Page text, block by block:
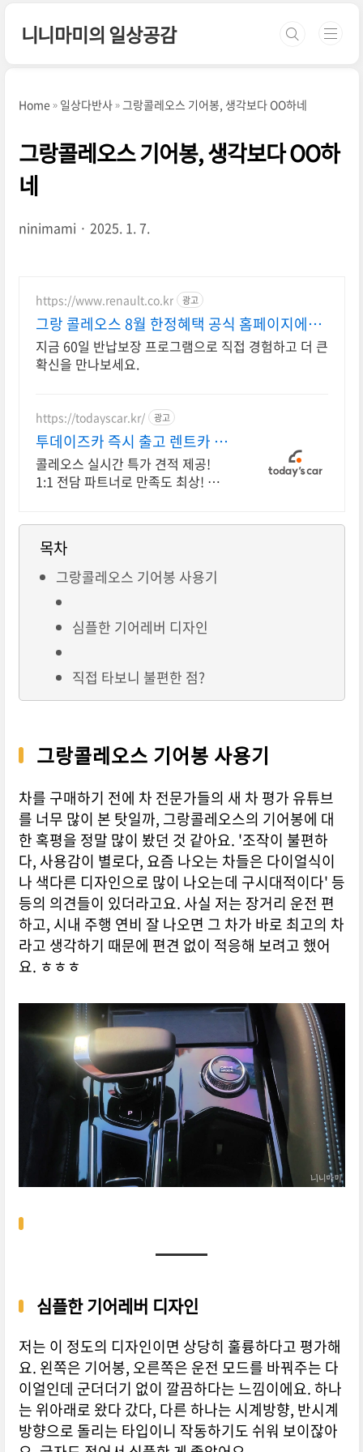
니니마미의 일상공감
Home 일상다반사 그랑콜레오스 기어봉, 생각보다 OO하네
그랑콜레오스 기어봉, 생각보다 OO하
네
ninimami 2025. 1. 7.
https://www.renault.co.kr 광고
그랑 콜레오스 8월 한정혜택 공식 홈페이지에서
만나보세요
지금 60일 반납보장 프로그램으로 직접 경험하고 더 큰
확신을 만나보세요.
https://todayscar.kr/ 광고
투데이즈카 즉시 출고 렌트카 신
차 장기렌트 특가
콜레오스 실시간 특가 견적 제공!
1:1 전담 파트너로 만족도 최상! 전
목차
그랑콜레오스 기어봉 사용기
심플한 기어레버 디자인
직접 타보니 불편한 점?
그랑콜레오스 기어봉 사용기
차를 구매하기 전에 차 전문가들의 새 차 평가 유튜브
를 너무 많이 본 탓일까, 그랑콜레오스의 기어봉에 대
한 혹평을 정말 많이 봤던 것 같아요. '조작이 불편하
다, 사용감이 별로다, 요즘 나오는 차들은 다이얼식이
나 색다른 디자인으로 많이 나오는데 구시대적이다' 등
등의 의견들이 있더라고요. 사실 저는 장거리 운전 편
하고, 시내 주행 연비 잘 나오면 그 차가 바로 최고의 차
라고 생각하기 때문에 편견 없이 적응해 보려고 했어
요. ㅎㅎㅎ
심플한 기어레버 디자인
저는 이 정도의 디자인이면 상당히 훌륭하다고 평가해
요. 왼쪽은 기어봉, 오른쪽은 운전 모드를 바꿔주는 다
이얼인데 군더더기 없이 깔끔하다는 느낌이에요. 하나
는 위아래로 왔다 갔다, 다른 하나는 시계방향, 반시계
방향으로 돌리는 타입이니 작동하기도 쉬워 보이잖아